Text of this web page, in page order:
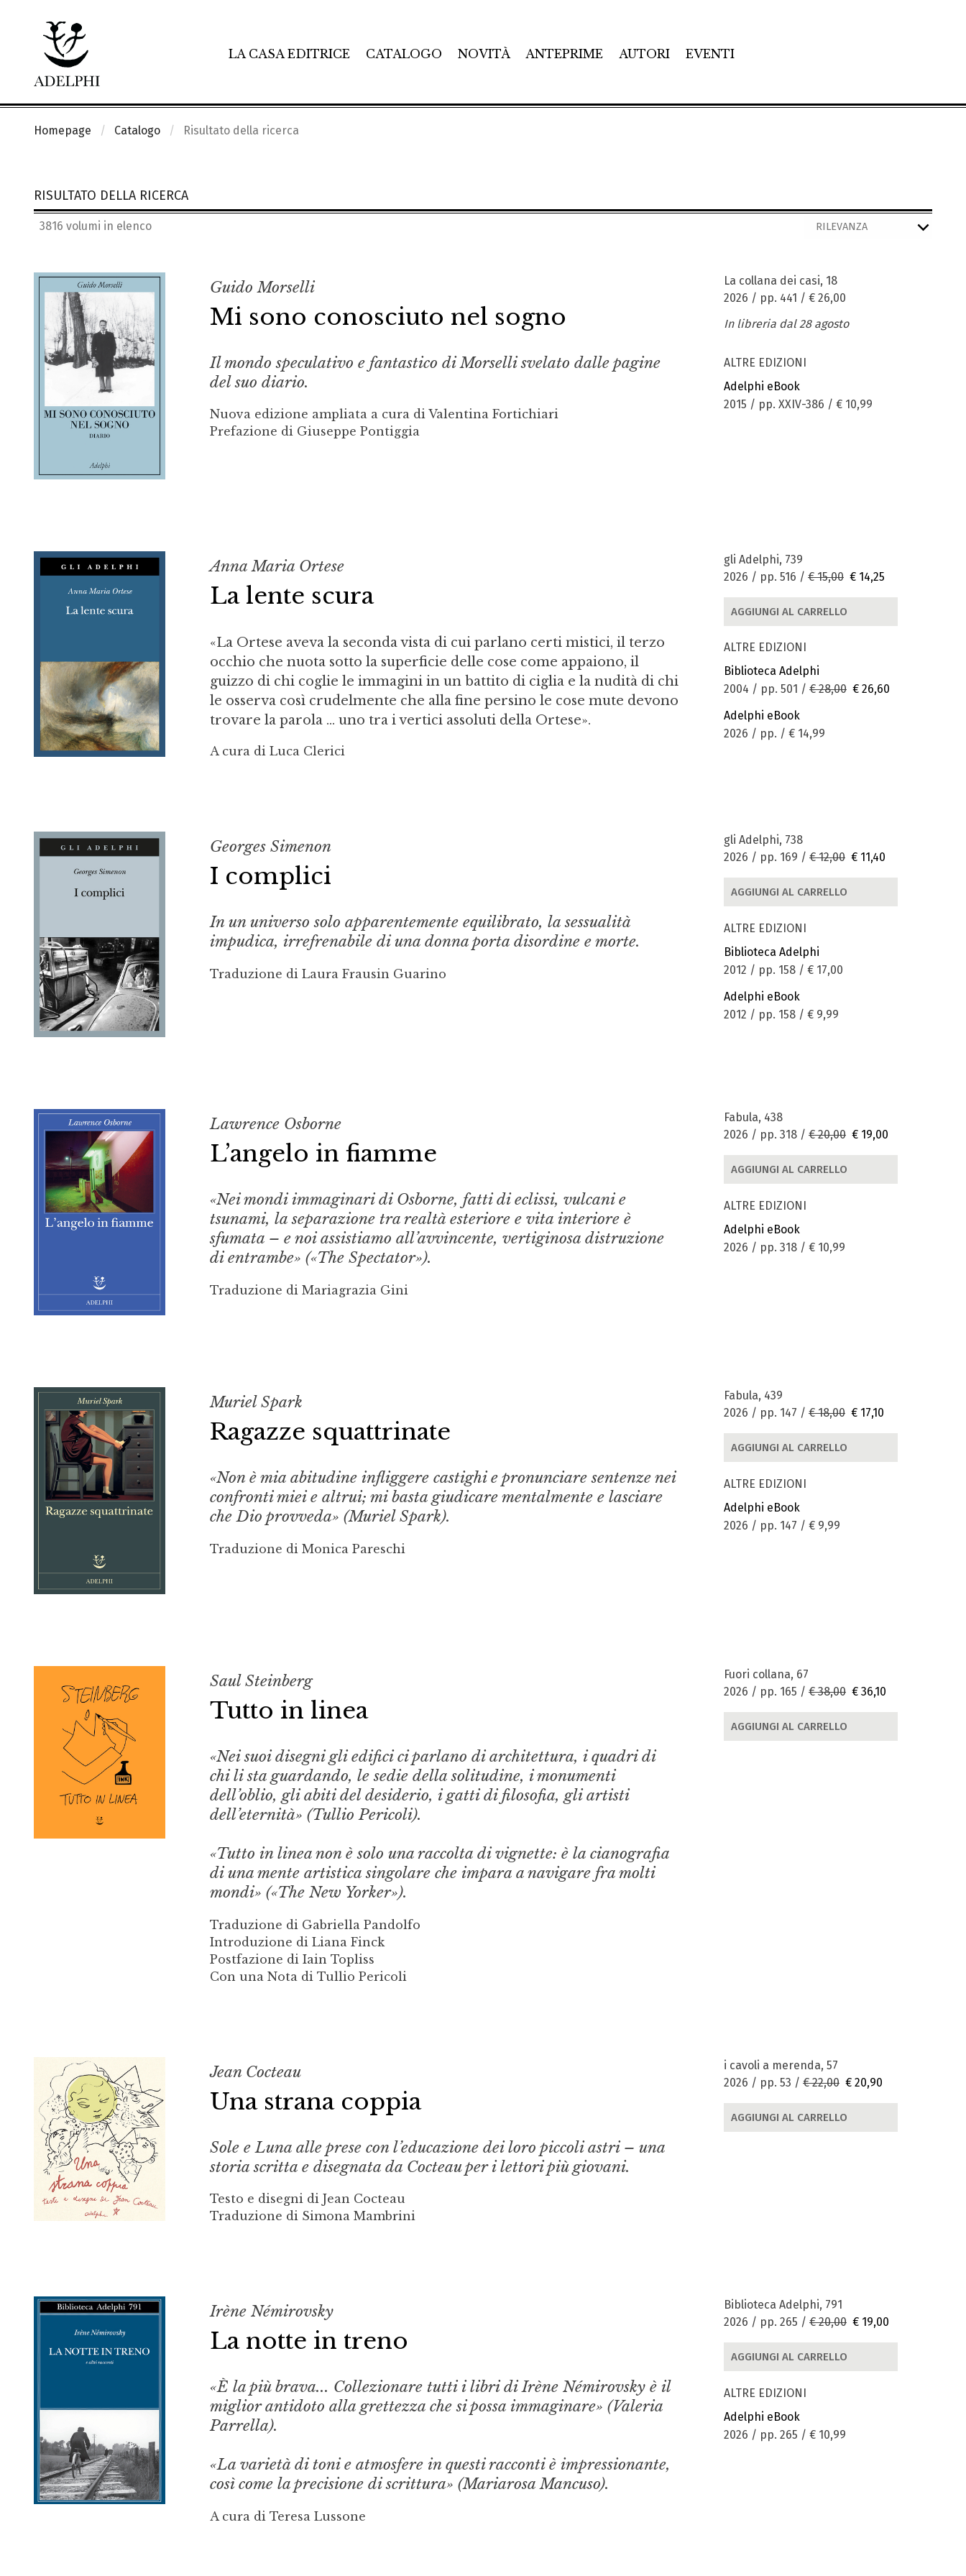
LA CASA EDITRICE CATALOGO NOVITÀ ANTEPRIME AUTORI EVENTI
Homepage Catalogo Risultato della ricerca
RISULTATO DELLA RICERCA
3816 volumi in elenco
Guido Morselli
Mi sono conosciuto nel sogno
Il mondo speculativo e fantastico di Morselli svelato dalle pagine
del suo diario.
Nuova edizione ampliata a cura di Valentina Fortichiari
Prefazione di Giuseppe Pontiggia
La collana dei casi, 18
2026 / pp. 441 / € 26,00
In libreria dal 28 agosto
ALTRE EDIZIONI
Adelphi eBook
2015 / pp. XXIV-386 / € 10,99
Anna Maria Ortese
La lente scura
«La Ortese aveva la seconda vista di cui parlano certi mistici, il terzo
occhio che nuota sotto la superficie delle cose come appaiono, il
guizzo di chi coglie le immagini in un battito di ciglia e la nudità di chi
le osserva così crudelmente che alla fine persino le cose mute devono
trovare la parola ... uno tra i vertici assoluti della Ortese».
A cura di Luca Clerici
gli Adelphi, 739
2026 / pp. 516 / € 15,00 € 14,25
AGGIUNGI AL CARRELLO
ALTRE EDIZIONI
Biblioteca Adelphi
2004 / pp. 501 / € 28,00 € 26,60
Adelphi eBook
2026 / pp. / € 14,99
Georges Simenon
I complici
In un universo solo apparentemente equilibrato, la sessualità
impudica, irrefrenabile di una donna porta disordine e morte.
Traduzione di Laura Frausin Guarino
gli Adelphi, 738
2026 / pp. 169 / € 12,00 € 11,40
AGGIUNGI AL CARRELLO
ALTRE EDIZIONI
Biblioteca Adelphi
2012 / pp. 158 / € 17,00
Adelphi eBook
2012 / pp. 158 / € 9,99
Lawrence Osborne
L’angelo in fiamme
«Nei mondi immaginari di Osborne, fatti di eclissi, vulcani e
tsunami, la separazione tra realtà esteriore e vita interiore è
sfumata – e noi assistiamo all’avvincente, vertiginosa distruzione
di entrambe» («The Spectator»).
Traduzione di Mariagrazia Gini
Fabula, 438
2026 / pp. 318 / € 20,00 € 19,00
AGGIUNGI AL CARRELLO
ALTRE EDIZIONI
Adelphi eBook
2026 / pp. 318 / € 10,99
Muriel Spark
Ragazze squattrinate
«Non è mia abitudine infliggere castighi e pronunciare sentenze nei
confronti miei e altrui; mi basta giudicare mentalmente e lasciare
che Dio provveda» (Muriel Spark).
Traduzione di Monica Pareschi
Fabula, 439
2026 / pp. 147 / € 18,00 € 17,10
AGGIUNGI AL CARRELLO
ALTRE EDIZIONI
Adelphi eBook
2026 / pp. 147 / € 9,99
Saul Steinberg
Tutto in linea
«Nei suoi disegni gli edifici ci parlano di architettura, i quadri di
chi li sta guardando, le sedie della solitudine, i monumenti
dell’oblio, gli abiti del desiderio, i gatti di filosofia, gli artisti
dell’eternità» (Tullio Pericoli).
«Tutto in linea non è solo una raccolta di vignette: è la cianografia
di una mente artistica singolare che impara a navigare fra molti
mondi» («The New Yorker»).
Traduzione di Gabriella Pandolfo
Introduzione di Liana Finck
Postfazione di Iain Topliss
Con una Nota di Tullio Pericoli
Fuori collana, 67
2026 / pp. 165 / € 38,00 € 36,10
AGGIUNGI AL CARRELLO
Jean Cocteau
Una strana coppia
Sole e Luna alle prese con l’educazione dei loro piccoli astri – una
storia scritta e disegnata da Cocteau per i lettori più giovani.
Testo e disegni di Jean Cocteau
Traduzione di Simona Mambrini
i cavoli a merenda, 57
2026 / pp. 53 / € 22,00 € 20,90
AGGIUNGI AL CARRELLO
Irène Némirovsky
La notte in treno
«È la più brava... Collezionare tutti i libri di Irène Némirovsky è il
miglior antidoto alla grettezza che si possa immaginare» (Valeria
Parrella).
«La varietà di toni e atmosfere in questi racconti è impressionante,
così come la precisione di scrittura» (Mariarosa Mancuso).
A cura di Teresa Lussone
Biblioteca Adelphi, 791
2026 / pp. 265 / € 20,00 € 19,00
AGGIUNGI AL CARRELLO
ALTRE EDIZIONI
Adelphi eBook
2026 / pp. 265 / € 10,99